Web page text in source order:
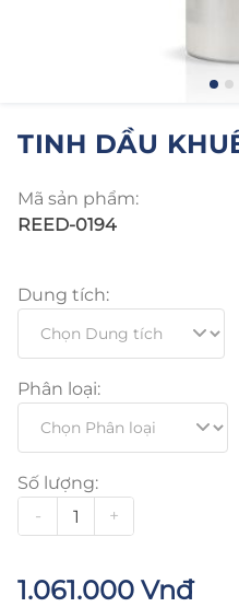
TINH DẦU
Mã sản phẩm:
REED-0194
Dung tích:
Phân loại:
Số lượng:
-
+
1.061.000 Vnđ